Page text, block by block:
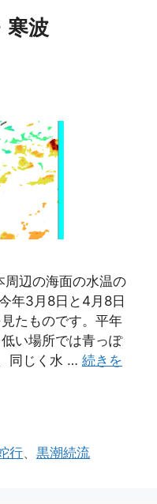
寒波
周辺の海面の水温の
年3月8日と4月8日
たものです。平年
い場所では青っぽ
同じく水 … 続きを
行、黒潮続流